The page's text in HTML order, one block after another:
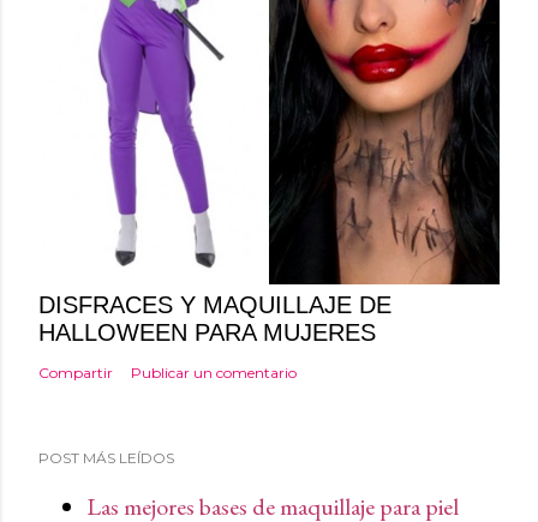
DISFRACES Y MAQUILLAJE DE
HALLOWEEN PARA MUJERES
Compartir Publicar un comentario
POST MÁS LEÍDOS
Las mejores bases de maquillaje para piel